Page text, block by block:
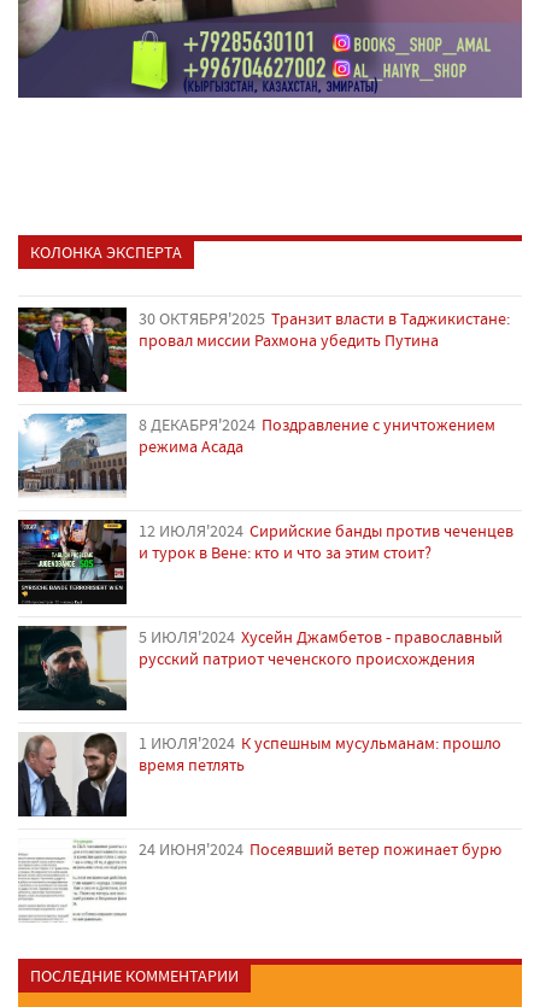
КОЛОНКА ЭКСПЕРТА
30 ОКТЯБРЯ'2025 Транзит власти в Таджикистане:
провал миссии Рахмона убедить Путина
8 ДЕКАБРЯ'2024 Поздравление с уничтожением
режима Асада
12 ИЮЛЯ'2024 Сирийские банды против чеченцев
и турок в Вене: кто и что за этим стоит?
5 ИЮЛЯ'2024 Хусейн Джамбетов - православный
русский патриот чеченского происхождения
1 ИЮЛЯ'2024 К успешным мусульманам: прошло
время петлять
24 ИЮНЯ'2024 Посеявший ветер пожинает бурю
ПОСЛЕДНИЕ КОММЕНТАРИИ